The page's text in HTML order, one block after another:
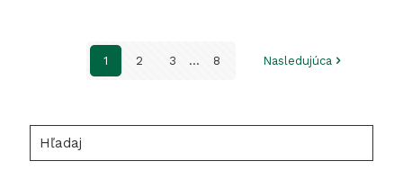
1
2 3 ... 8 Nasledujúca